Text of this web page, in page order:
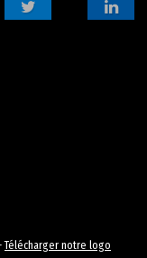
Pour plus
Télécharger notre logo